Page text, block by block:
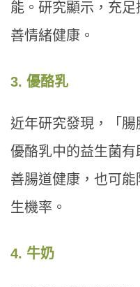
能。研究顯示，充
善情緒健康。
3. 優酪乳
近年研究發現，「腸
優酪乳中的益生菌
善腸道健康，也可
生機率。
4. 牛奶